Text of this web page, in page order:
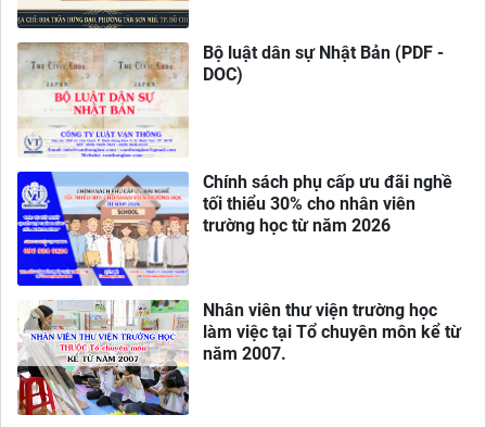
Bộ luật dân sự Nhật Bản (PDF -
DOC)
Chính sách phụ cấp ưu đãi nghề
tối thiểu 30% cho nhân viên
trường học từ năm 2026
Nhân viên thư viện trường học
làm việc tại Tổ chuyên môn kể từ
năm 2007.